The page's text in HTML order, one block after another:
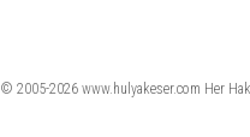
© 2005-2026 www.hulyakeser.com Her